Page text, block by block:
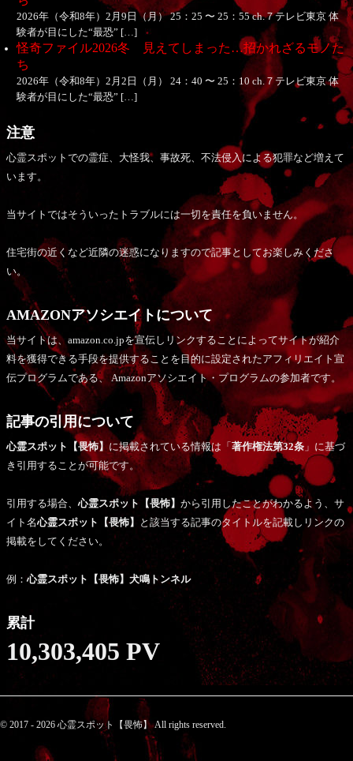
2026年（令和8年）2月9日（月） 25：25 〜 25：55 ch.７テレビ東京 体
験者が目にした“最恐” […]
怪奇ファイル2026冬 見えてしまった…招かれざるモノた
ち
2026年（令和8年）2月2日（月） 24：40 〜 25：10 ch.７テレビ東京 体
験者が目にした“最恐” […]
注意
心霊スポットでの霊症、大怪我、事故死、不法侵入による犯罪など増えて
います。
当サイトではそういったトラブルには一切を責任を負いません。
住宅街の近くなど近隣の迷惑になりますので記事としてお楽しみくださ
い。
AMAZONアソシエイトについて
当サイトは、amazon.co.jpを宣伝しリンクすることによってサイトが紹介
料を獲得できる手段を提供することを目的に設定されたアフィリエイト宣
伝プログラムである、 Amazonアソシエイト・プログラムの参加者です。
記事の引用について
心霊スポット【畏怖】 に掲載されている情報は「 著作権法第32条 」に基づ
き引用することが可能です。
引用する場合、心霊スポット【畏怖】 から引用したことがわかるよう、サ
イト名心霊スポット【畏怖】
と該当する記事のタイトルを記載しリンクの
掲載をしてください。
例：心霊スポット【畏怖】犬鳴トンネル
累計
10,303,405 PV
© 2017 - 2026 心霊スポット【畏怖】 All rights reserved.